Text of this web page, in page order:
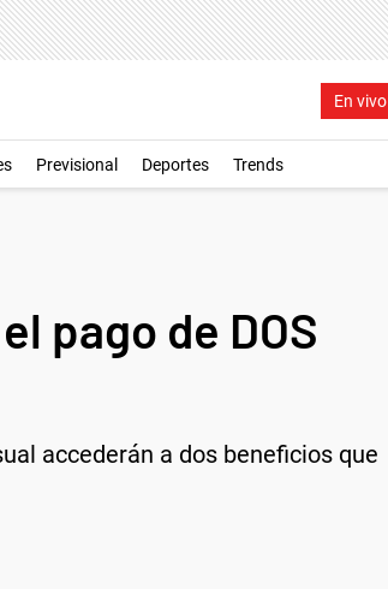
En vivo
Previsional Deportes Trends
pago de DOS
accederán a dos beneficios que